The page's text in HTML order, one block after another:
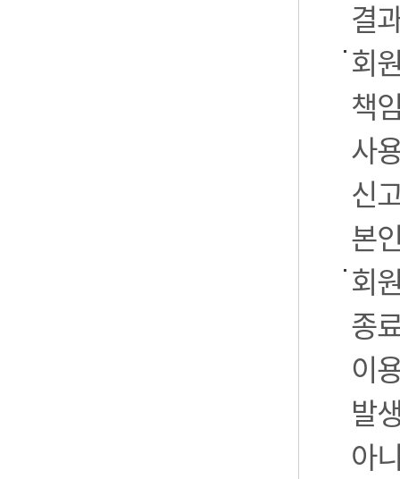
결
회
책
사
신
본
회
종
이
발
아